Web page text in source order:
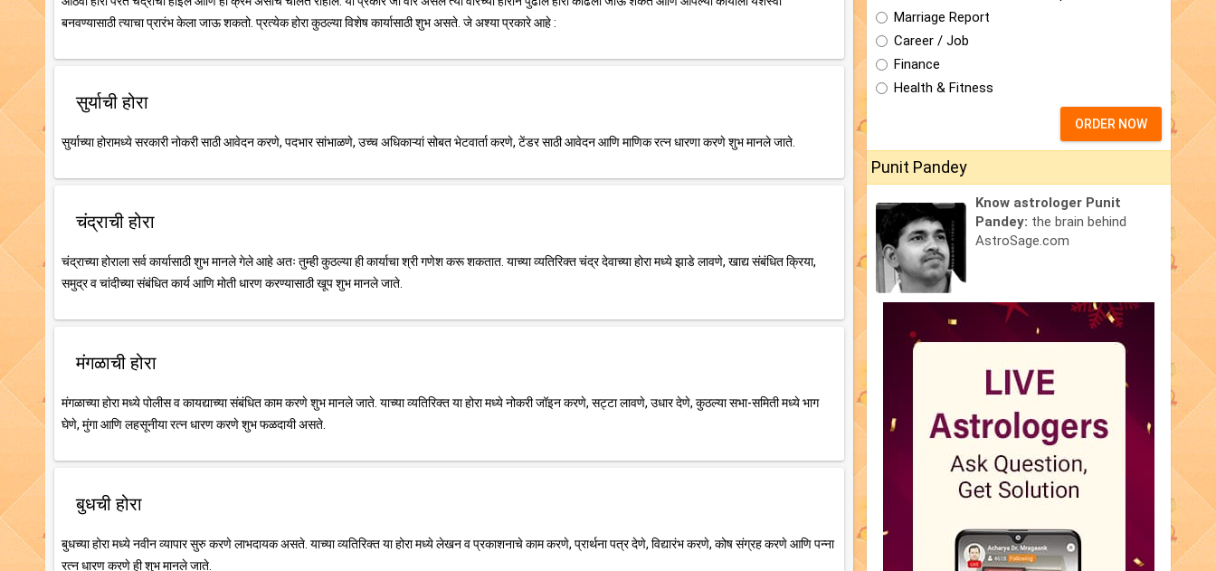
बनवण्यासाठी त्याचा प्रारंभ केला जाऊ शकतो. प्रत्येक होरा कुठल्या विशेष कार्यासाठी शुभ असते. जे अश्या प्रकारे आहे :
सुर्याची होरा
सुर्याच्या होरामध्ये सरकारी नोकरी साठी आवेदन करणे, पदभार सांभाळणे, उच्च अधिकाऱ्यां सोबत भेटवार्ता करणे, टेंडर साठी आवेदन आणि माणिक रत्न धारणा करणे शुभ मानले जाते.
चंद्राची होरा
चंद्राच्या होराला सर्व कार्यासाठी शुभ मानले गेले आहे अतः तुम्ही कुठल्या ही कार्याचा श्री गणेश करू शकतात. याच्या व्यतिरिक्त चंद्र देवाच्या होरा मध्ये झाडे लावणे, खाद्य संबंधित क्रिया,
समुद्र व चांदीच्या संबंधित कार्य आणि मोती धारण करण्यासाठी खूप शुभ मानले जाते.
मंगळाची होरा
मंगळाच्या होरा मध्ये पोलीस व कायद्याच्या संबंधित काम करणे शुभ मानले जाते. याच्या व्यतिरिक्त या होरा मध्ये नोकरी जॉइन करणे, सट्टा लावणे, उधार देणे, कुठल्या सभा-समिती मध्ये भाग
घेणे, मुंगा आणि लहसूनीया रत्न धारण करणे शुभ फळदायी असते.
बुधची होरा
बुधच्या होरा मध्ये नवीन व्यापार सुरु करणे लाभदायक असते. याच्या व्यतिरिक्त या होरा मध्ये लेखन व प्रकाशनाचे काम करणे, प्रार्थना पत्र देणे, विद्यारंभ करणे, कोष संग्रह करणे आणि पन्ना
रत्न धारण करणे ही शुभ मानले जाते.
Marriage Report
Career / Job
Finance
Health & Fitness
ORDER NOW
Punit Pandey
Know astrologer Punit
Pandey: the brain behind
AstroSage.com